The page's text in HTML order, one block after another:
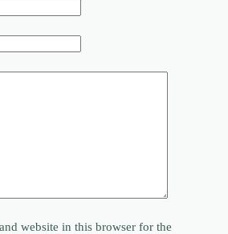
website in this browser for the